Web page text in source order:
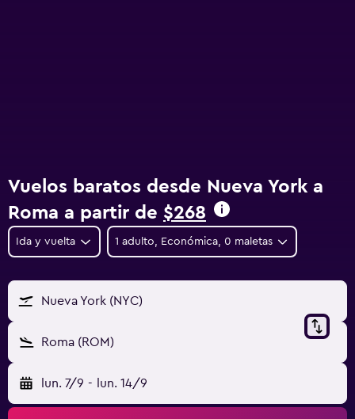
Vuelos baratos desde Nueva York a
Roma a partir de $268
Ida y vuelta 1 adulto, Económica, 0 maletas
Nueva York (NYC)
Roma (ROM)
lun. 7/9 - lun. 14/9